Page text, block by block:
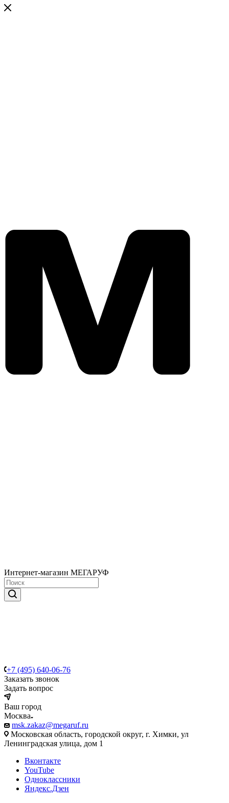
Интернет-магазин МЕГАРУФ
+7 (495) 640-06-76
Заказать звонок
Задать вопрос
Ваш город
Москва
msk.zakaz@megaruf.ru
Московская область, городской округ, г. Химки, ул
Ленинградская улица, дом 1
Вконтакте
YouTube
Одноклассники
Яндекс.Дзен